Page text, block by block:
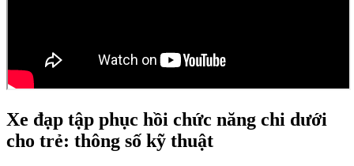
Xe đạp tập phục hồi chức năng chi dưới
cho trẻ: thông số kỹ thuật